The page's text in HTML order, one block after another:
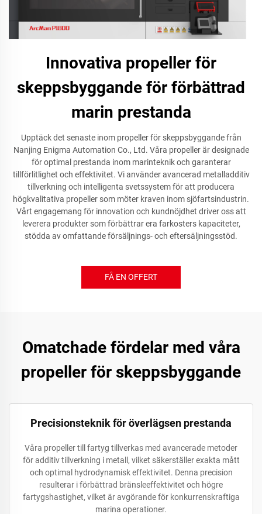
Innovativa propeller för
skeppsbyggande för förbättrad
marin prestanda
Upptäck det senaste inom propeller för skeppsbyggande från
Nanjing Enigma Automation Co., Ltd. Våra propeller är designade
för optimal prestanda inom marinteknik och garanterar
tillförlitlighet och effektivitet. Vi använder avancerad metalladditiv
tillverkning och intelligenta svetssystem för att producera
högkvalitativa propeller som möter kraven inom sjöfartsindustrin.
Vårt engagemang för innovation och kundnöjdhet driver oss att
leverera produkter som förbättrar era farkosters kapaciteter,
stödda av omfattande försäljnings- och eftersäljningsstöd.
FÅ EN OFFERT
Omatchade fördelar med våra
propeller för skeppsbyggande
Precisionsteknik för överlägsen prestanda
Våra propeller till fartyg tillverkas med avancerade metoder
för additiv tillverkning i metall, vilket säkerställer exakta mått
och optimal hydrodynamisk effektivitet. Denna precision
resulterar i förbättrad bränsleeffektivitet och högre
fartygshastighet, vilket är avgörande för konkurrenskraftiga
marina operationer.